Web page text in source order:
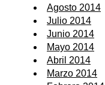
Agosto 2014
Julio 2014
Junio 2014
Mayo 2014
Abril 2014
Marzo 2014